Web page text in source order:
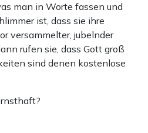
man in Worte fassen und
ist, dass sie ihre
versammelter, jubelnder
rufen sie, dass Gott groß
sind denen kostenlose